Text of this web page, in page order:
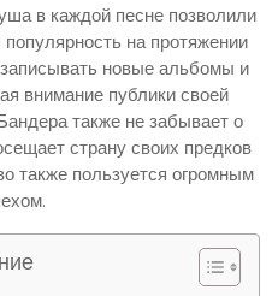
в каждой песне позволили
на протяжении
новые альбомы и
внимание публики своей
также не забывает о
страну своих предков
также пользуется огромным